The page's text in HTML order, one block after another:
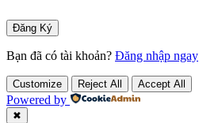
Bạn đã có tài khoản? Đăng nhập ngay
Customize Reject All Accept All
Powered by
✖